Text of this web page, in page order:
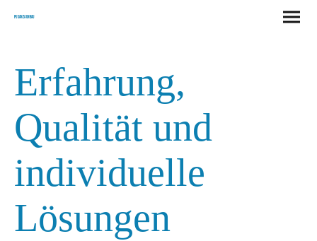
Pusan Zaunbau
Erfahrung,
Qualität und
individuelle
Lösungen